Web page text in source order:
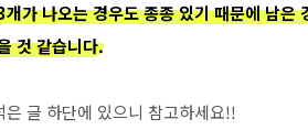
가 나오는 경우도 종종 있기 때문에 남은
것 같습니다.
글 하단에 있으니 참고하세요!!